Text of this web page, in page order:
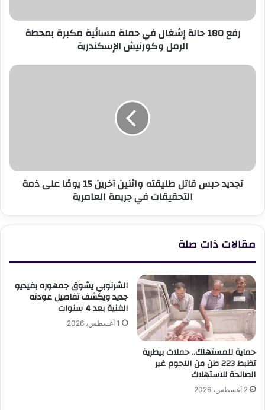
بمحطة
الرمل
رفع 180 حالة إشغال في حملة مسائية مكبرة بمحطة
الرمل وكورنيش الإسكندرية
تجديد
على
تجديد حبس قاتل طليقته واثنين آخرين 15 يومًا على ذمة
التحقيقات في جريمة العامرية
مقالات ذات صلة
حماية للمستهلك.. حملات بيطرية
تظبط 223 طن من اللحوم غير
الصالحة للاستهلاك
2 أغسطس، 2026
الشرنوبي يشوق جمهوره بفيديو
جديد ويكشف تفاصيل عودته
الفنية بعد 4 سنوات
1 أغسطس، 2026